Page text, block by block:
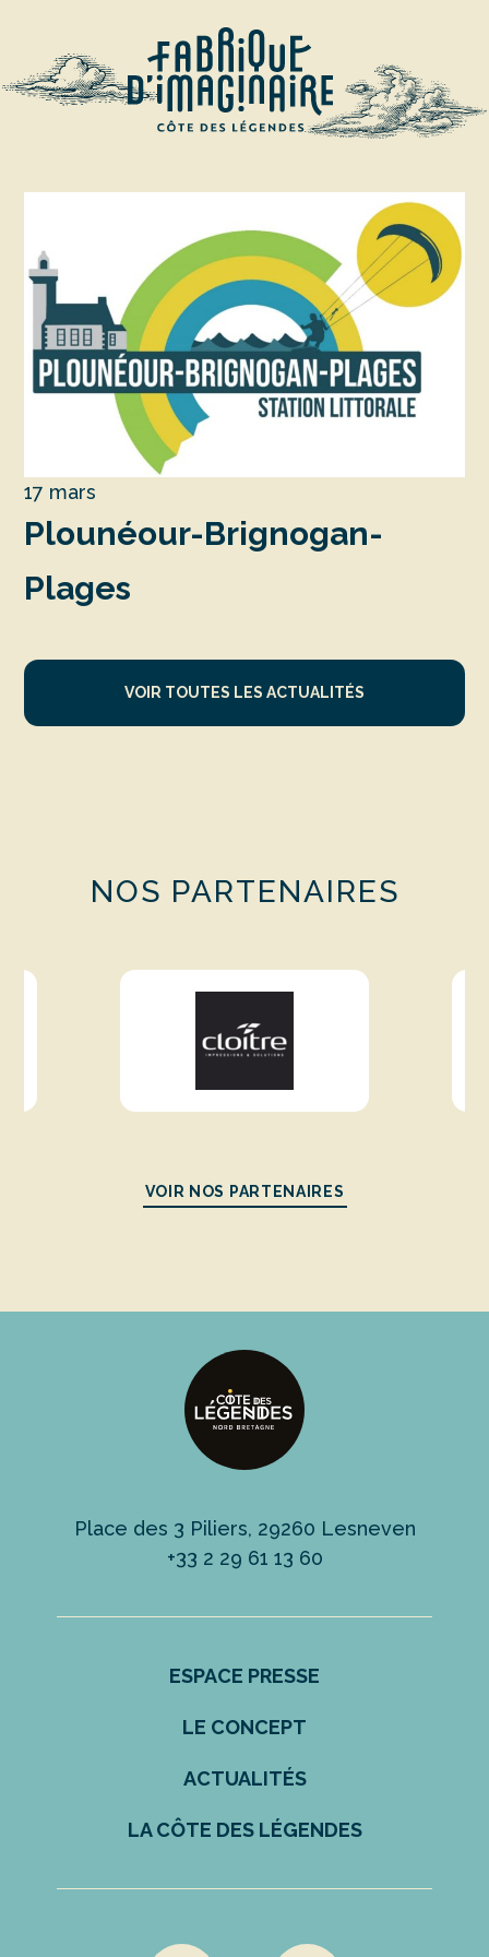
17 mars
Plounéour-Brignogan-
Plages
VOIR TOUTES LES ACTUALITÉS
NOS PARTENAIRES
VOIR NOS PARTENAIRES
Place des 3 Piliers, 29260 Lesneven
+33 2 29 61 13 60
ESPACE PRESSE
LE CONCEPT
ACTUALITÉS
LA CÔTE DES LÉGENDES